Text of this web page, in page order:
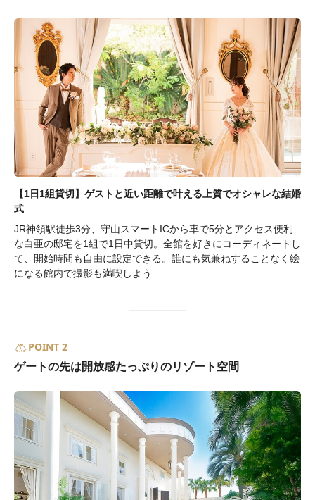
【1日1組貸切】ゲストと近い距離で叶える上質でオシャレな結婚
式
JR神領駅徒歩3分、守山スマートICから車で5分とアクセス便利
な白亜の邸宅を1組で1日中貸切。全館を好きにコーディネートし
て、開始時間も自由に設定できる。誰にも気兼ねすることなく絵
になる館内で撮影も満喫しよう
POINT 2
ゲートの先は開放感たっぷりのリゾート空間